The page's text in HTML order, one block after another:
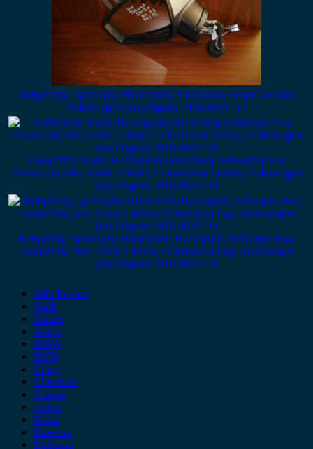
Καθρέπτης Αριστερός Ηλεκτρικός 9 Καλώδια Ασημί Σκούρο
Volkswagen (vw) Tiguan 2016-2023 / c2
Καθρέπτης Δεξιός Ηλεκτρικός Ηλεκτρική Ανάκληση Φως
Ασφαλείας Side Assist 2 Φίσες 15 Καλώδια Άσπρος Volkswagen
(vw) Tiguan 2016-2023 / Ο
Καθρέπτης Αριστερός Ηλεκτρικός Ηλεκτρική Ανάκληση Φως
Ασφαλείας Side Assist 2 Φίσες 11 Καλώδια Γκρι Volkswagen
(vw) Tiguan 2016-2023 / Ο
Alfa Romeo
Audi
Austin
Acura
BMW
BYD
Chery
Chevrolet
Citroen
Cupra
Dacia
Daewoo
Daihatsu